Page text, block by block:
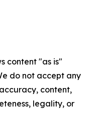
content "as is"
do not accept any
content,
legality, or